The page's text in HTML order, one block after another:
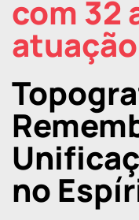
com 32
atuação
no